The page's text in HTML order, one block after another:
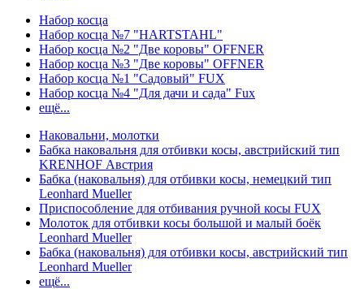
Набор косца
Набор косца №7 "HARTSTAHL"
Набор косца №2 "Две коровы" OFFNER
Набор косца №3 "Две коровы" OFFNER
Набор косца №1 "Садовый" FUX
Набор косца №4 "Для дачи и сада" Fux
ещё...
Наковальни, молотки
Бабка наковальня для отбивки косы, австрийский тип
KRENHOF Австрия
Бабка (наковальня) для отбивки косы, немецкий тип
Leonhard Mueller
Приспособление для отбивания ручной косы FUX
Молоток для отбивки косы большой и малый боёк
Leonhard Mueller
Бабка (наковальня) для отбивки косы, австрийский тип
Leonhard Mueller
ещё...